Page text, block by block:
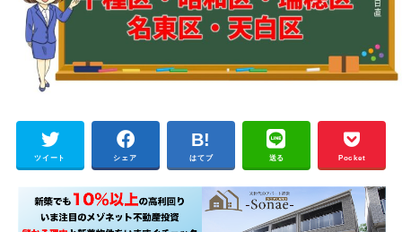
ツイート シェア はてブ 送る Pocket